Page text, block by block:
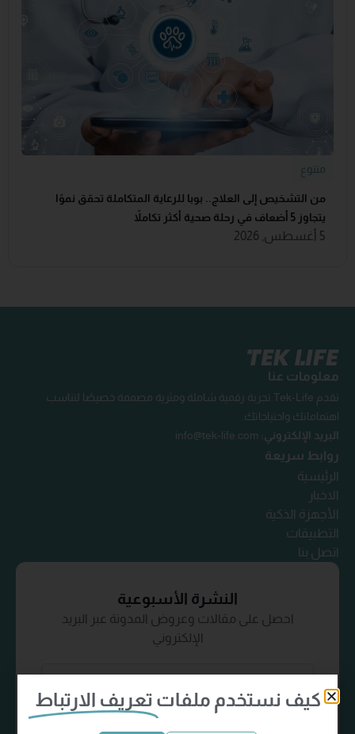
متنوع
من التشخيص إلى العلاج.. بوبا للرعاية المتكاملة تحقق نموًا
يتجاوز 5 أضعاف في رحلة صحية أكثر تكاملاً
5 أغسطس, 2026
معلومات عنا
تقدم Tek-Life تجربة رقمية شاملة ومثرية مصممة خصيصًا لتناسب
اهتماماتك واحتياجاتك.
البريد الإلكتروني: info@tek-life.com
روابط سريعة
الرئيسية
الاخبار
الأجهزة الذكية
التطبيقات
اتصل بنا
النشرة الأسبوعية
احصل على مقالات وعروض المدونة عبر البريد
الإلكتروني
إشترك الآن
كيف نستخدم ملفات تعريف الارتباط